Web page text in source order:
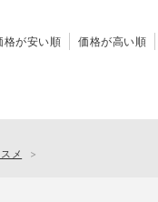
格が安い順 価格が高い順
メ